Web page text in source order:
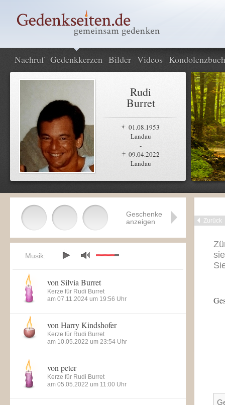
Nachruf Gedenkkerzen Bilder Videos Kondolenzbuch
Rudi
Burret
01.08.1953
Landau
-
09.04.2022
Landau
Zurück
Geschenke
anzeigen
Musik:
von Silvia Burret
Kerze für Rudi Burret
am 07.11.2024 um 19:56 Uhr
von Harry Kindshofer
Kerze für Rudi Burret
am 10.05.2022 um 23:54 Uhr
von peter
Kerze für Rudi Burret
am 05.05.2022 um 11:00 Uhr